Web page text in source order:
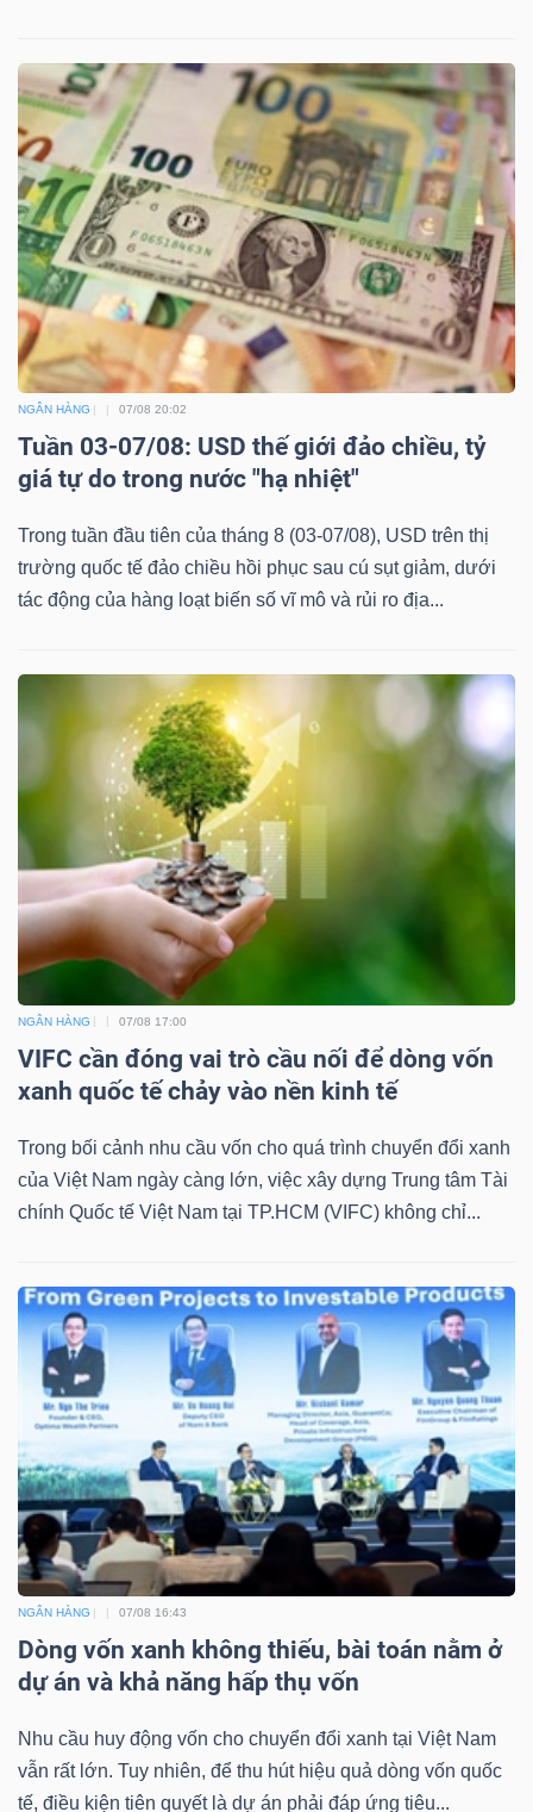
NGÂN HÀNG 07/08 20:02
Tuần 03-07/08: USD thế giới đảo chiều, tỷ
giá tự do trong nước "hạ nhiệt"
Trong tuần đầu tiên của tháng 8 (03-07/08), USD trên thị
trường quốc tế đảo chiều hồi phục sau cú sụt giảm, dưới
tác động của hàng loạt biến số vĩ mô và rủi ro địa...
NGÂN HÀNG 07/08 17:00
VIFC cần đóng vai trò cầu nối để dòng vốn
xanh quốc tế chảy vào nền kinh tế
Trong bối cảnh nhu cầu vốn cho quá trình chuyển đổi xanh
của Việt Nam ngày càng lớn, việc xây dựng Trung tâm Tài
chính Quốc tế Việt Nam tại TP.HCM (VIFC) không chỉ...
NGÂN HÀNG 07/08 16:43
Dòng vốn xanh không thiếu, bài toán nằm ở
dự án và khả năng hấp thụ vốn
Nhu cầu huy động vốn cho chuyển đổi xanh tại Việt Nam
vẫn rất lớn. Tuy nhiên, để thu hút hiệu quả dòng vốn quốc
tế, điều kiện tiên quyết là dự án phải đáp ứng tiêu...